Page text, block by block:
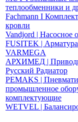
теплообменники и
Fachmann І
кровли
Vandjord | Насосное
FUSITEK |
VARMEGA
АРХИМЕД |
Русский Радиатор
PEMAKS |
промышленное
комплектующие
WETVEL |